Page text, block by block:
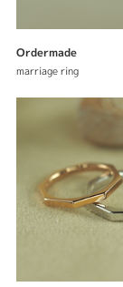
Ordermade
marriage ring